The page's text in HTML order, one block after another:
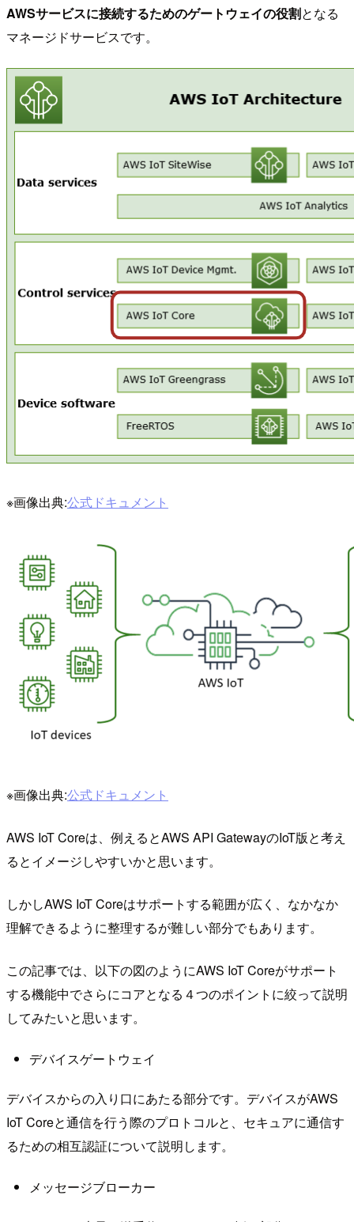
AWSサービスに接続するためのゲートウェイの役割となる
マネージドサービスです。
※画像出典:公式ドキュメント
※画像出典:公式ドキュメント
AWS IoT Coreは、例えるとAWS API GatewayのIoT版と考え
るとイメージしやすいかと思います。
しかしAWS IoT Coreはサポートする範囲が広く、なかなか
理解できるように整理するが難しい部分でもあります。
この記事では、以下の図のようにAWS IoT Coreがサポート
する機能中でさらにコアとなる４つのポイントに絞って説明
してみたいと思います。
デバイスゲートウェイ
デバイスからの入り口にあたる部分です。デバイスがAWS
IoT Coreと通信を行う際のプロトコルと、セキュアに通信す
るための相互認証について説明します。
メッセージブローカー